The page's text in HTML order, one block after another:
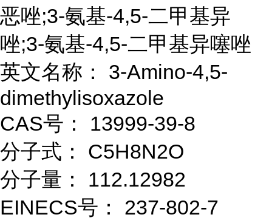
恶唑;3-氨基-4,5-二甲基异
唑;3-氨基-4,5-二甲基异噻唑
英文名称： 3-Amino-4,5-
dimethylisoxazole
CAS号： 13999-39-8
分子式： C5H8N2O
分子量： 112.12982
EINECS号： 237-802-7